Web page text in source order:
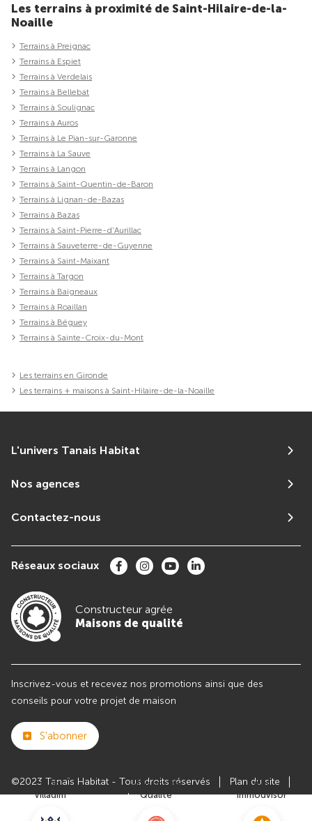
Club
Villadim
Maisons de
Qualité
Avis
Immodvisor
Les terrains à proximité de Saint-Hilaire-de-la-
Noaille
Terrains à Preignac
Terrains à Espiet
Terrains à Verdelais
Terrains à Bellebat
Terrains à Soulignac
Terrains à Auros
Terrains à Le Pian-sur-Garonne
Terrains à La Sauve
Terrains à Langon
Terrains à Saint-Quentin-de-Baron
Terrains à Lignan-de-Bazas
Terrains à Bazas
Terrains à Saint-Pierre-d'Aurillac
Terrains à Sauveterre-de-Guyenne
Terrains à Saint-Maixant
Terrains à Targon
Terrains à Baigneaux
Terrains à Roaillan
Terrains à Béguey
Terrains à Sainte-Croix-du-Mont
Les terrains en Gironde
Les terrains + maisons à Saint-Hilaire-de-la-Noaille
L'univers Tanais Habitat
Nos agences
Contactez-nous
Réseaux sociaux
Constructeur agrée
Maisons de qualité
Inscrivez-vous et recevez nos promotions ainsi que des
conseils pour votre projet de maison
S'abonner
©2023 Tanaïs Habitat - Tous droits réservés
Plan du site
Paramètres des cookies
Politiques de Confidentialités
Mentions légales
Recrutement